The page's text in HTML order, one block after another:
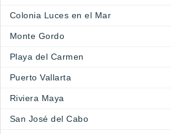
Colonia Luces en el Mar
Monte Gordo
Playa del Carmen
Puerto Vallarta
Riviera Maya
San José del Cabo